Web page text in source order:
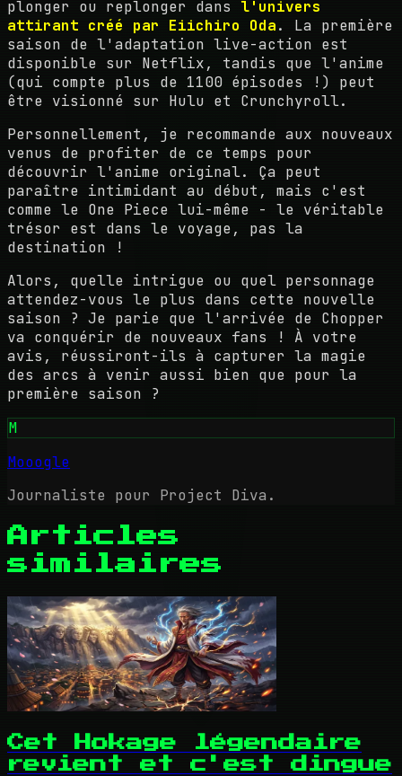
plonger ou replonger dans l'univers
attirant créé par Eiichiro Oda. La première
saison de l'adaptation live-action est
disponible sur Netflix, tandis que l'anime
(qui compte plus de 1100 épisodes !) peut
être visionné sur Hulu et Crunchyroll.
Personnellement, je recommande aux nouveaux
venus de profiter de ce temps pour
découvrir l'anime original. Ça peut
paraître intimidant au début, mais c'est
comme le One Piece lui-même - le véritable
trésor est dans le voyage, pas la
destination !
Alors, quelle intrigue ou quel personnage
attendez-vous le plus dans cette nouvelle
saison ? Je parie que l'arrivée de Chopper
va conquérir de nouveaux fans ! À votre
avis, réussiront-ils à capturer la magie
des arcs à venir aussi bien que pour la
première saison ?
M
Mooogle
Journaliste pour Project Diva.
Articles
similaires
Cet Hokage légendaire
revient et c'est dingue